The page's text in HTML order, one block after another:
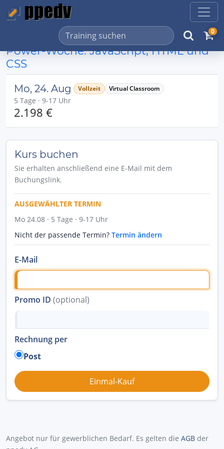
0
Power-Woche: JavaScript, HTML und
CSS
Mo, 24. Aug Vollzeit Virtual Classroom
5 Tage · 9-17 Uhr
2.198 €
Kurs buchen
Sie erhalten anschließend eine E-Mail mit dem
Buchungslink.
AUSGEWÄHLTER TERMIN
Mo 24.08 · 5 Tage · 9-17 Uhr
Nicht der passende Termin? Termin ändern
E-Mail
Promo ID (optional)
Rechnung per
Post
Angebot nur für gewerblichen Bedarf. Es gelten die AGB der